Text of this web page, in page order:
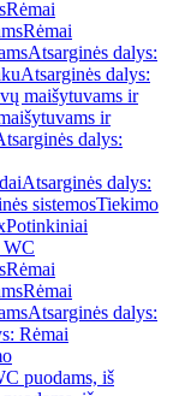
Rėmai
Rėmai
Atsarginės dalys:
Atsarginės dalys:
maišytuvams ir
ir
dalys:
Atsarginės dalys:
sistemosTiekimo
Potinkiniai
WC
Rėmai
Rėmai
Atsarginės dalys:
Rėmai
puodams, iš